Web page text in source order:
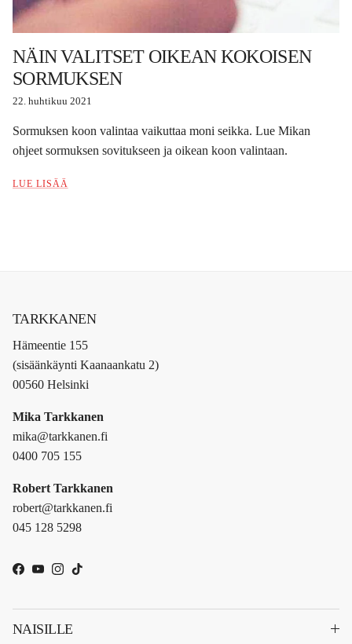
NÄIN VALITSET OIKEAN KOKOISEN
SORMUKSEN
22. huhtikuu 2021
Sormuksen koon valintaa vaikuttaa moni seikka. Lue Mikan
ohjeet sormuksen sovitukseen ja oikean koon valintaan.
LUE LISÄÄ
TARKKANEN
Hämeentie 155
(sisäänkäynti Kaanaankatu 2)
00560 Helsinki
Mika Tarkkanen
mika@tarkkanen.fi
0400 705 155
Robert Tarkkanen
robert@tarkkanen.fi
045 128 5298
Facebook
YouTube
Instagram
TikTok
NAISILLE